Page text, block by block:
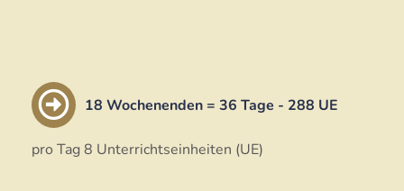
18 Wochenenden = 36 Tage - 288 UE
pro Tag 8 Unterrichtseinheiten (UE)